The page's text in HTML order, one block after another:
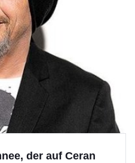
der auf Ceran